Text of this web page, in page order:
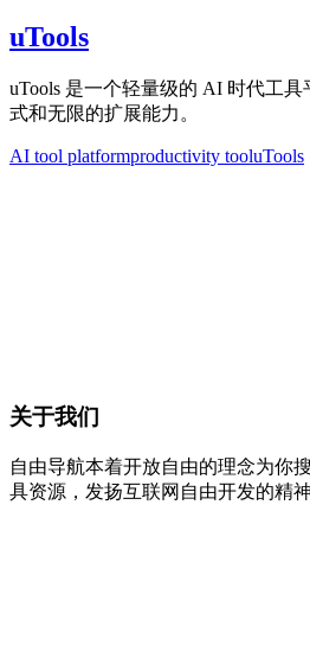
uTools
uTools 是一个轻量级的 AI 时代工
式和无限的扩展能力。
AI tool platformproductivity tooluTools
关于我们
自由导航本着开放自由的理念为你
具资源，发扬互联网自由开发的精神